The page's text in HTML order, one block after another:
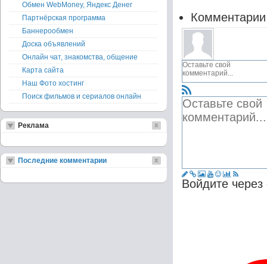
Войдите
Обмен WebMoney, Яндекс Денег
Партнёрская программа
Баннерообмен
Доска объявлений
Онлайн чат, знакомства, общение
Карта сайта
Наш Фото хостинг
Поиск фильмов и сериалов онлайн
Реклама
Последние комментарии